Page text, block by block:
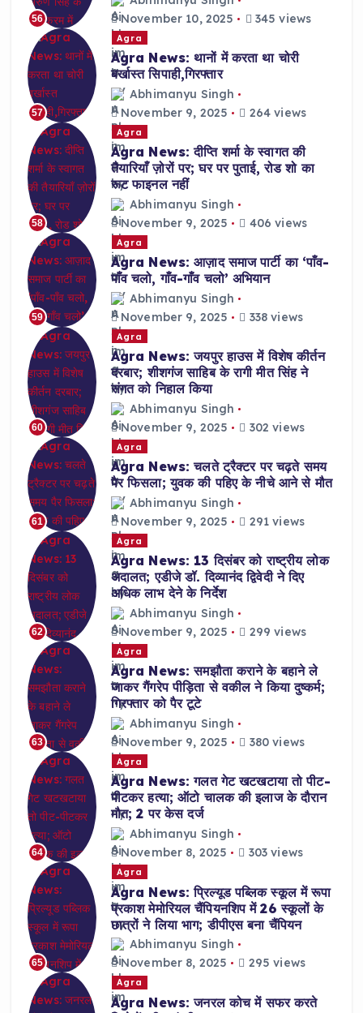
56
November 10, 2025
345 views
57
Agra
Agra News: थानों में करता था चोरी
बर्खास्त सिपाही,गिरफ्तार
Abhimanyu Singh
November 9, 2025
264 views
58
Agra
Agra News: दीप्ति शर्मा के स्वागत की
तैयारियाँ ज़ोरों पर; घर पर पुताई, रोड शो का
रूट फाइनल नहीं
Abhimanyu Singh
November 9, 2025
406 views
59
Agra
Agra News: आज़ाद समाज पार्टी का ‘पाँव-
पाँव चलो, गाँव-गाँव चलो’ अभियान
Abhimanyu Singh
November 9, 2025
338 views
60
Agra
Agra News: जयपुर हाउस में विशेष कीर्तन
दरबार; शीशगंज साहिब के रागी मीत सिंह ने
संगत को निहाल किया
Abhimanyu Singh
November 9, 2025
302 views
61
Agra
Agra News: चलते ट्रैक्टर पर चढ़ते समय
पैर फिसला; युवक की पहिए के नीचे आने से मौत
Abhimanyu Singh
November 9, 2025
291 views
62
Agra
Agra News: 13 दिसंबर को राष्ट्रीय लोक
अदालत; एडीजे डॉ. दिव्यानंद द्विवेदी ने दिए
अधिक लाभ देने के निर्देश
Abhimanyu Singh
November 9, 2025
299 views
63
Agra
Agra News: समझौता कराने के बहाने ले
जाकर गैंगरेप पीड़िता से वकील ने किया दुष्कर्म;
गिरफ्तार को पैर टूटे
Abhimanyu Singh
November 9, 2025
380 views
64
Agra
Agra News: गलत गेट खटखटाया तो पीट-
पीटकर हत्या; ऑटो चालक की इलाज के दौरान
मौत; 2 पर केस दर्ज
Abhimanyu Singh
November 8, 2025
303 views
65
Agra
Agra News: प्रिल्यूड पब्लिक स्कूल में रूपा
प्रकाश मेमोरियल चैंपियनशिप में 26 स्कूलों के
छात्रों ने लिया भाग; डीपीएस बना चैंपियन
Abhimanyu Singh
November 8, 2025
295 views
Agra
Agra News: जनरल कोच में सफर करते